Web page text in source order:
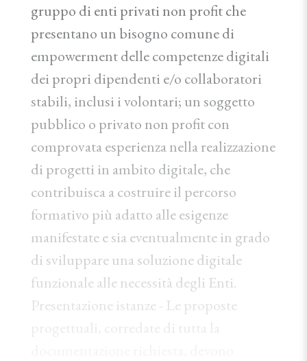
gruppo di enti privati non profit che
presentano un bisogno comune di
empowerment delle competenze digitali
dei propri dipendenti e/o collaboratori
stabili, inclusi i volontari; un soggetto
pubblico o privato non profit con
comprovata esperienza nella realizzazione
di progetti in ambito digitale, che
contribuisca a costruire il percorso
formativo più adatto alle esigenze
manifestate e sia eventualmente in grado
di sviluppare una soluzione digitale
funzionale alle necessità degli Enti.
Presentazione istanze - Le proposte